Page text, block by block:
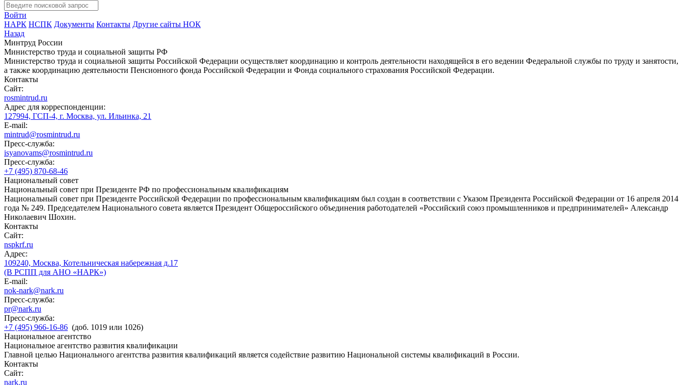
Войти
НАРК НСПК Документы Контакты Другие сайты НОК
Назад
Минтруд России
Министерство труда и социальной защиты РФ
Министерство труда и социальной защиты Российской Федерации осуществляет координацию и контроль деятельности находящейся в его ведении Федеральной службы по труду и занятости,
а также координацию деятельности Пенсионного фонда Российской Федерации и Фонда социального страхования Российской Федерации.
Контакты
Сайт:
rosmintrud.ru
Адрес для корреспонденции:
127994, ГСП-4, г. Москва, ул. Ильинка, 21
E-mail:
mintrud@rosmintrud.ru
Пресс-служба:
isyanovams@rosmintrud.ru
Пресс-служба:
+7 (495) 870-68-46
Национальный совет
Национальный совет при Президенте РФ по профессиональным квалификациям
Национальный совет при Президенте Российской Федерации по профессиональным квалификациям был создан в соответствии с Указом Президента Российской Федерации от 16 апреля 2014
года № 249. Председателем Национального совета является Президент Общероссийского объединения работодателей «Российский союз промышленников и предпринимателей» Александр
Николаевич Шохин.
Контакты
Сайт:
nspkrf.ru
Адрес:
109240, Москва, Котельническая набережная д.17
(В РСПП для АНО «НАРК»)
E-mail:
nok-nark@nark.ru
Пресс-служба:
pr@nark.ru
Пресс-служба:
+7 (495) 966-16-86 (доб. 1019 или 1026)
Национальное агентство
Национальное агентство развития квалификации
Главной целью Национального агентства развития квалификаций является содействие развитию Национальной системы квалификаций в России.
Контакты
Сайт:
nark.ru